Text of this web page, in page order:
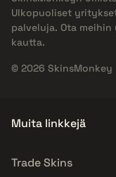
Ulkopuoliset
palveluja. Ota
kautta.
© 2026
Muita linkkejä
Trade Skins